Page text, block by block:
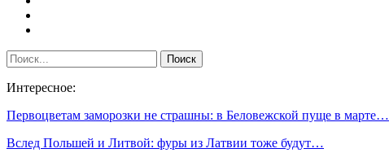
Интересное:
Первоцветам заморозки не страшны: в Беловежской пуще в марте…
Вслед Польшей и Литвой: фуры из Латвии тоже будут…